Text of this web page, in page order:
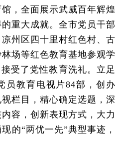
，全面展示武威百年辉煌
重大成就。全市党员干部
州区四十里村红色村、古
场等红色教育基地参观学
受了党性教育洗礼。立足
员教育电视片84部，创办
视栏目，精心确定选题，深
容，创新表现方式，大力
的“两优一先”典型事迹，